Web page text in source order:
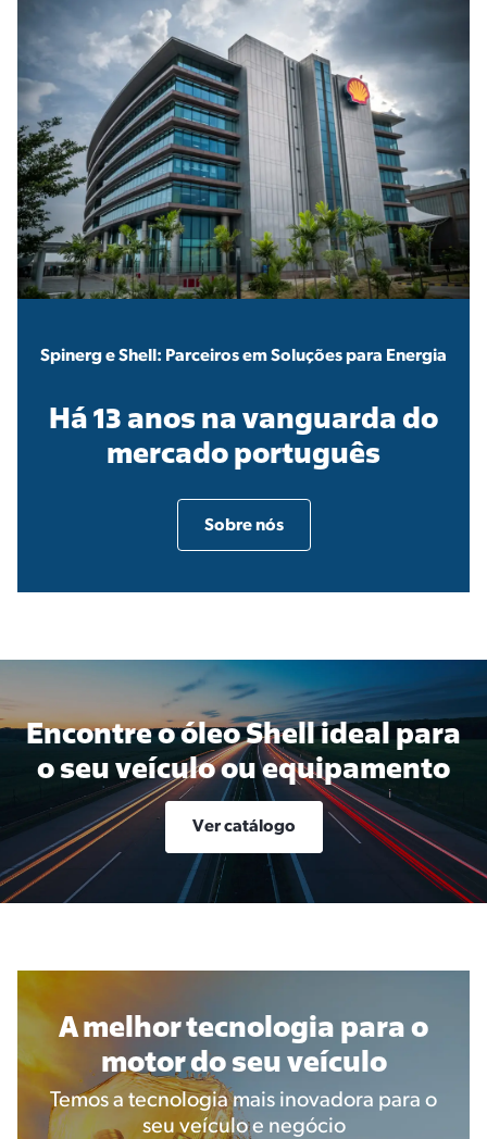
Spinerg e Shell: Parceiros em Soluções para Energia
Há 13 anos na vanguarda do
mercado português
Sobre nós
Encontre o óleo Shell ideal para
o seu veículo ou equipamento
Ver catálogo
A melhor tecnologia para o
motor do seu veículo
Temos a tecnologia mais inovadora para o
seu veículo e negócio